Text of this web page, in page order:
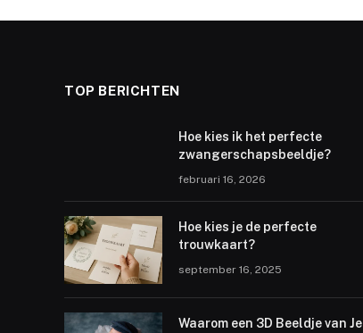
TOP BERICHTEN
Hoe kies ik het perfecte
zwangerschapsbeeldje?
februari 16, 2026
Hoe kies je de perfecte
trouwkaart?
september 16, 2025
Waarom een 3D Beeldje van Je